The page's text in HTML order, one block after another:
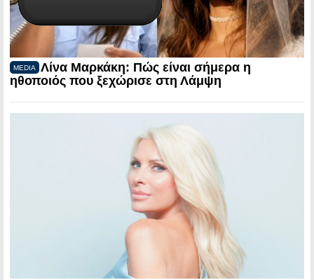
MEDIA
Λίνα Μαρκάκη: Πώς είναι σήμερα η
ηθοποιός που ξεχώρισε στη Λάμψη